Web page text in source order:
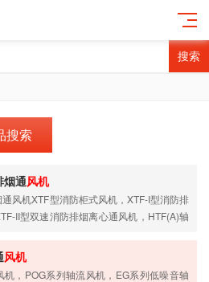
搜索
搜索
烟通风机
风机XTF型消防柜式风机，XTF-I型消防排
II型双速消防排烟离心通风机，HTF(A)轴
2A系列混流通风机-HL
风机
机，POG系列轴流风机，EG系列低噪音轴